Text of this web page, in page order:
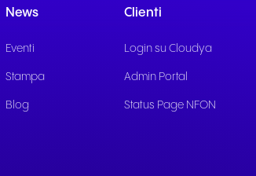
News
Eventi
Stampa
Blog
Clienti
Login su Cloudya
Admin Portal
Status Page NFON